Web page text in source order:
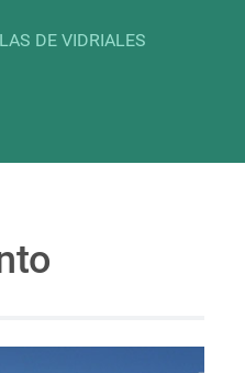
DE VIDRIALES